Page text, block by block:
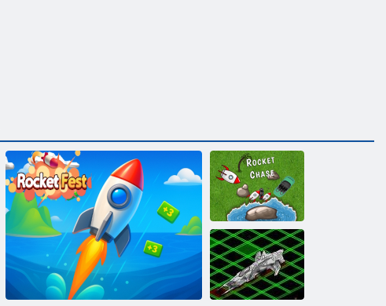
Raketų
persekiojimas